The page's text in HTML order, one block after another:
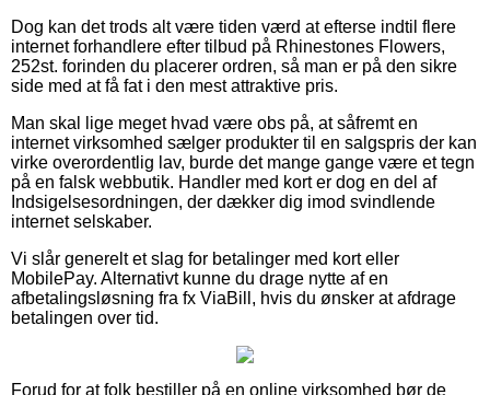
Dog kan det trods alt være tiden værd at efterse indtil flere
internet forhandlere efter tilbud på Rhinestones Flowers,
252st. forinden du placerer ordren, så man er på den sikre
side med at få fat i den mest attraktive pris.
Man skal lige meget hvad være obs på, at såfremt en
internet virksomhed sælger produkter til en salgspris der kan
virke overordentlig lav, burde det mange gange være et tegn
på en falsk webbutik. Handler med kort er dog en del af
Indsigelsesordningen, der dækker dig imod svindlende
internet selskaber.
Vi slår generelt et slag for betalinger med kort eller
MobilePay. Alternativt kunne du drage nytte af en
afbetalingsløsning fra fx ViaBill, hvis du ønsker at afdrage
betalingen over tid.
Forud for at folk bestiller på en online virksomhed bør de